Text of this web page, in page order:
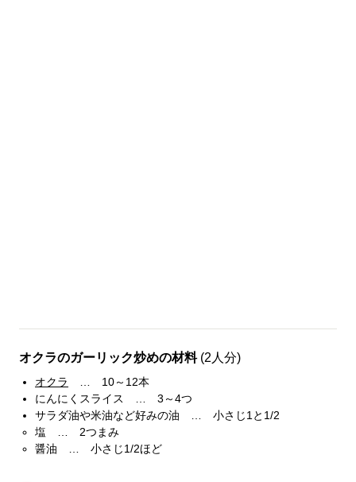
オクラのガーリック炒めの材料 (2人分)
オクラ
… 10～12本
にんにくスライス … 3～4つ
サラダ油や米油など好みの油 … 小さじ1と1/2
塩 … 2つまみ
醤油 … 小さじ1/2ほど